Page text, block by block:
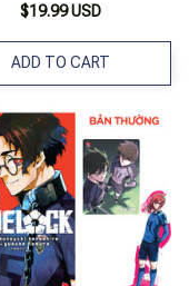
$19.99 USD
ADD TO CART